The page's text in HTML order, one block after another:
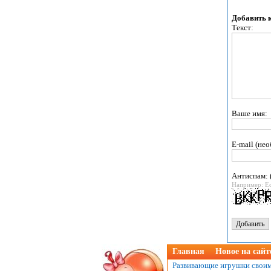
Добавить
Текст:
Ваше имя:
E-mail
Антиспам:
Например:
Главная
Новое на
Развивающие игрушки